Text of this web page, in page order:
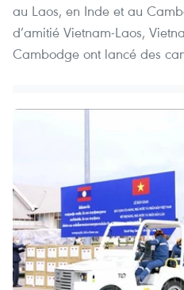
au Laos, en Inde et au
d’amitié Vietnam-Laos,
Cambodge ont lancé des